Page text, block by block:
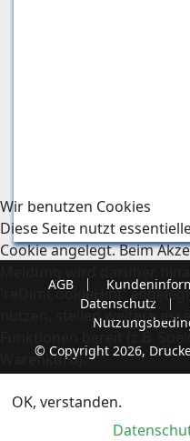
AGB
Datenschutz
© Copyright 2026,
Wir benutzen Cookies
Diese Seite nutzt
Cookie angelegt. Beim
'reDimCookieHint'
nutzen, stellen weitere
Funktionen bereit (z.B.
Warenkorb).
OK, verstanden.